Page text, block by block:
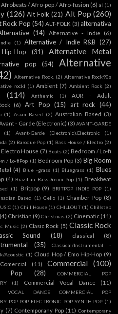
Afrobeats / Afro-pop / Afro-fusion (6) al (1)
(126) Alt Folk (21) Alt Pop (260)
Rock Pop (54) ALT-FOLK (3) alternativa
(14) Alternative - Indie (6)
(1) Alternative / Indie R&B (27)
Hop
(31)
Alternative Metal
pop (54)
Alternative
Alternative Rock. (2) Alternative Rock90s
rockl (1) Ambient (7) Ambient Rock (2)
(114) Anthemic (1)
AOR - Adult
(6) Art Pop (15) art rock (44)
(1) Asian Based (2) Australian Based (3)
- Garde (Electronic) (3) AVANT-GARDE
(1) Avant-Garde (Electronic).Electronic (1)
(2) Baroque Pop (1) Bass House / Electro (2)
House (7) Beats (2) Bedroom / Lo-fi
/ Lo-fiPop (1) Bedroom Pop (3) Big Room
(4) Blue -grass (1) Bluegrass (1) Blues
(4) Brazilian BassDream Pop (1) Breakbeat
(1) Britpop (9) BRITPOP INDIE POP (1)
Based (1) Cello (1) Chamber Pop (8)
(1) Chill House (1) CHILLOUT (1) Chillstep
(4) Christian (9) Christmas (2) Cinematic (11)
Music (2) Clasic Rock (5) Classic Rock
Sound (18) classical (8)
(35)
Classical/Instrumental -
Acoustic (1) Cloud Hop / Emo Hip-Hop (9)
Comercial (11) Commercial (100)
Pop (28)
COMMERCIAL POP
(1) Commercial Vocal Dance (11)
VOCAL DANCE COMMERCIAL POP
POP POP ELECTRONIC POP SYNTH POP (1)
(7) Contemporany Pop (11) Contemporany